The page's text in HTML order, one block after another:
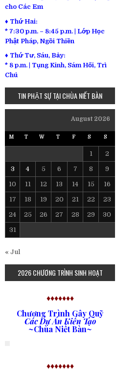
cho Các Em
♦ Thứ Hai:
* 7:30 p.m. – 8:45 p.m. | Lớp Học
Phật Pháp, Ngồi Thiền
♦ Thứ Tư, Sáu, Bảy:
* 8 p.m. | Tụng Kinh, Sám Hối, Trì
Chú
TIN PHẬT SỰ TẠI CHÙA NIẾT BÀN
August 2026
M T W T F S S
1 2
3 4 5 6 7 8 9
10 11 12 13 14 15 16
17 18 19 20 21 22 23
24 25 26 27 28 29 30
31
« Jul
2026 CHƯƠNG TRÌNH SINH HOẠT
♦♦♦♦♦♦♦
Chương Trình Gây Quỹ
Các Dự Án Kiến Tạo
~Chùa Niết Bàn~
♦♦♦♦♦♦♦